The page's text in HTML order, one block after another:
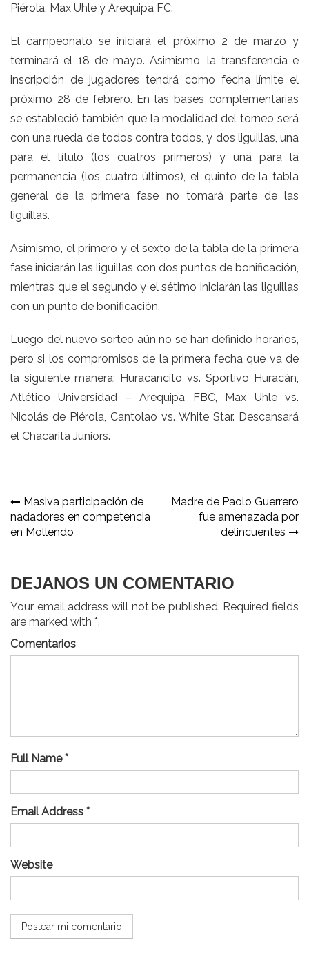
Piérola, Max Uhle y Arequipa FC.
El campeonato se iniciará el próximo 2 de marzo y
terminará el 18 de mayo. Asimismo, la transferencia e
inscripción de jugadores tendrá como fecha límite el
próximo 28 de febrero. En las bases complementarias
se estableció también que la modalidad del torneo será
con una rueda de todos contra todos, y dos liguillas, una
para el título (los cuatros primeros) y una para la
permanencia (los cuatro últimos), el quinto de la tabla
general de la primera fase no tomará parte de las
liguillas.
Asimismo, el primero y el sexto de la tabla de la primera
fase iniciarán las liguillas con dos puntos de bonificación,
mientras que el segundo y el sétimo iniciarán las liguillas
con un punto de bonificación.
Luego del nuevo sorteo aún no se han definido horarios,
pero si los compromisos de la primera fecha que va de
la siguiente manera: Huracancito vs. Sportivo Huracán,
Atlético Universidad – Arequipa FBC, Max Uhle vs.
Nicolás de Piérola, Cantolao vs. White Star. Descansará
el Chacarita Juniors.
Navegación
de
Masiva participación de
nadadores en competencia
en Mollendo
Madre de Paolo Guerrero
fue amenazada por
delincuentes
DEJANOS UN COMENTARIO
Your email address will not be published. Required fields
are marked with *.
Comentarios
Full Name *
Email Address *
Website